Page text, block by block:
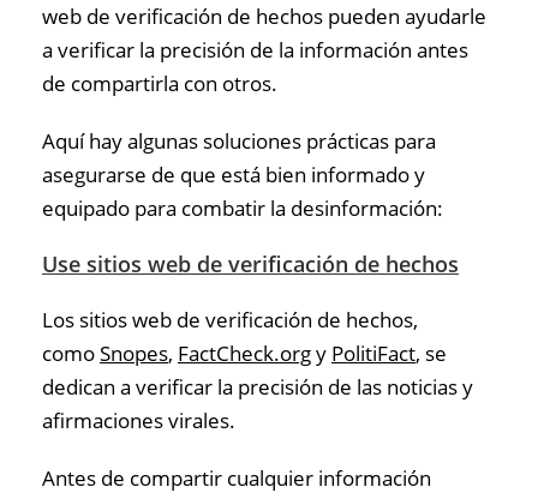
web de verificación de hechos pueden ayudarle
a verificar la precisión de la información antes
de compartirla con otros.
Aquí hay algunas soluciones prácticas para
asegurarse de que está bien informado y
equipado para combatir la desinformación:
Use sitios web de verificación de hechos
Los sitios web de verificación de hechos,
comoSnopes, FactCheck.orgy PolitiFact, se
dedican a verificar la precisión de las noticias y
afirmaciones virales.
Antes de compartir cualquier información